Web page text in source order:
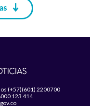
(+57)(601) 2200700
123 414